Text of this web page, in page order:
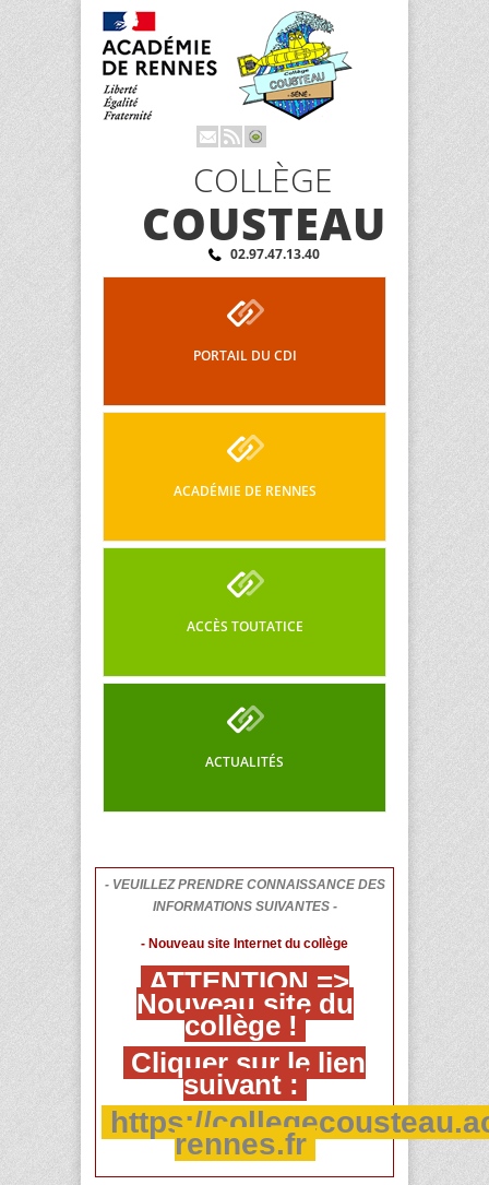
COLLÈGE
COUSTEAU
02.97.47.13.40
PORTAIL DU CDI
ACADÉMIE DE RENNES
ACCÈS TOUTATICE
ACTUALITÉS
- VEUILLEZ PRENDRE CONNAISSANCE DES
INFORMATIONS SUIVANTES -
- Nouveau site Internet du collège
ATTENTION =>
Nouveau site du
collège !
Cliquer sur le lien
suivant :
https://
rennes.fr